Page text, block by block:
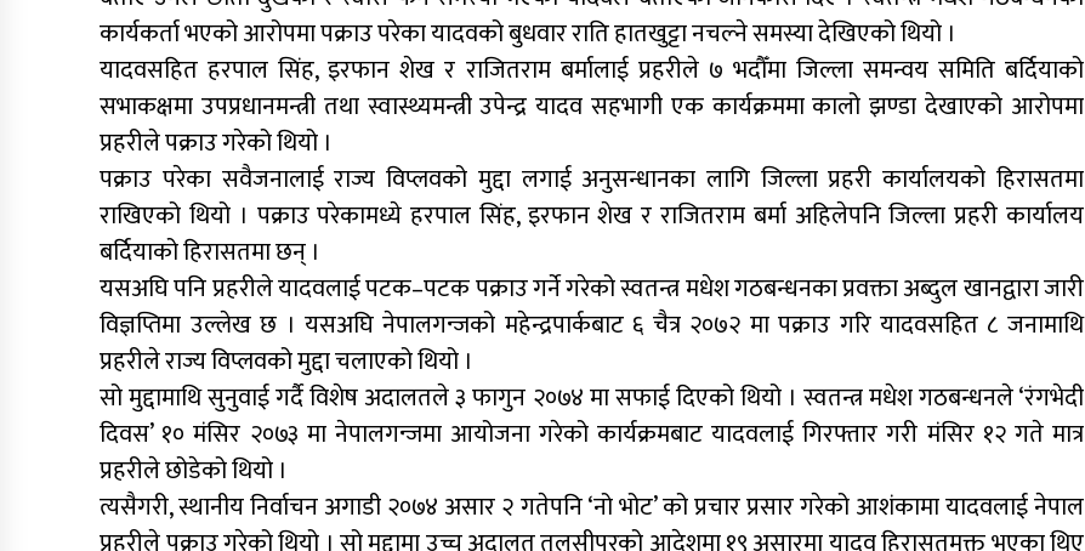
कार्यकर्ता भएको आरोपमा पक्राउ परेका यादवको बुधवार राति हातखुट्टा नचल्ने समस्या देखिएको थियो ।
यादवसहित हरपाल सिंह, इरफान शेख र राजितराम बर्मालाई प्रहरीले ७ भदौँमा जिल्ला समन्वय समिति बर्दियाको
सभाकक्षमा उपप्रधानमन्त्री तथा स्वास्थ्यमन्त्री उपेन्द्र यादव सहभागी एक कार्यक्रममा कालो झण्डा देखाएको आरोपमा
प्रहरीले पक्राउ गरेको थियो ।
पक्राउ परेका सवैजनालाई राज्य विप्लवको मुद्दा लगाई अनुसन्धानका लागि जिल्ला प्रहरी कार्यालयको हिरासतमा
राखिएको थियो । पक्राउ परेकामध्ये हरपाल सिंह, इरफान शेख र राजितराम बर्मा अहिलेपनि जिल्ला प्रहरी कार्यालय
बर्दियाको हिरासतमा छन् ।
यसअघि पनि प्रहरीले यादवलाई पटक–पटक पक्राउ गर्ने गरेको स्वतन्त्र मधेश गठबन्धनका प्रवक्ता अब्दुल खानद्वारा जारी
विज्ञप्तिमा उल्लेख छ । यसअघि नेपालगन्जको महेन्द्रपार्कबाट ६ चैत्र २०७२ मा पक्राउ गरि यादवसहित ८ जनामाथि
प्रहरीले राज्य विप्लवको मुद्दा चलाएको थियो ।
सो मुद्दामाथि सुनुवाई गर्दै विशेष अदालतले ३ फागुन २०७४ मा सफाई दिएको थियो । स्वतन्त्र मधेश गठबन्धनले ‘रंगभेदी
दिवस’ १० मंसिर २०७३ मा नेपालगन्जमा आयोजना गरेको कार्यक्रमबाट यादवलाई गिरफ्तार गरी मंसिर १२ गते मात्र
प्रहरीले छोडेको थियो ।
त्यसैगरी, स्थानीय निर्वाचन अगाडी २०७४ असार २ गतेपनि ‘नो भोट’ को प्रचार प्रसार गरेको आशंकामा यादवलाई नेपाल